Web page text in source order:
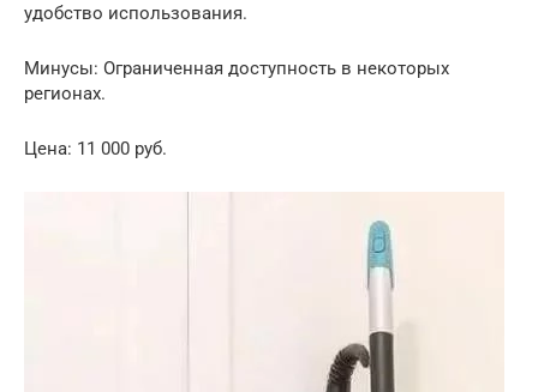
удобство использования.
Минусы: Ограниченная доступность в некоторых
регионах.
Цена: 11 000 руб.